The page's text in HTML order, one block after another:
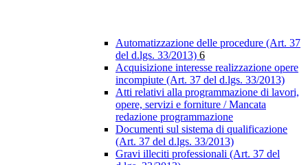
Automatizzazione delle procedure (Art. 37
del d.lgs. 33/2013) 6
Acquisizione interesse realizzazione opere
incompiute (Art. 37 del d.lgs. 33/2013)
Atti relativi alla programmazione di lavori,
opere, servizi e forniture / Mancata
redazione programmazione
Documenti sul sistema di qualificazione
(Art. 37 del d.lgs. 33/2013)
Gravi illeciti professionali (Art. 37 del